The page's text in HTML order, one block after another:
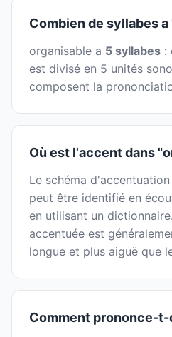
Combien de syllabes
organisable a 5 syllabes :
est divisé en 5 unités
composent la
Où est l'accent dans
Le schéma
peut être identifié en
en utilisant un
accentuée est
longue et plus aiguë que
Comment prononce-t-